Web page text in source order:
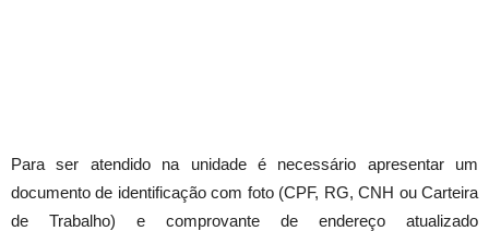
Para ser atendido na unidade é necessário apresentar um
documento de identificação com foto (CPF, RG, CNH ou Carteira
de Trabalho) e comprovante de endereço atualizado